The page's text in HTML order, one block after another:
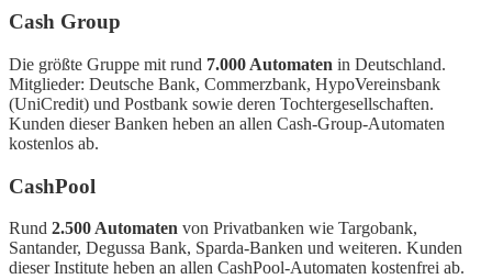
Cash Group
Die größte Gruppe mit rund 7.000 Automaten in Deutschland.
Mitglieder: Deutsche Bank, Commerzbank, HypoVereinsbank
(UniCredit) und Postbank sowie deren Tochtergesellschaften.
Kunden dieser Banken heben an allen Cash-Group-Automaten
kostenlos ab.
CashPool
Rund 2.500 Automaten von Privatbanken wie Targobank,
Santander, Degussa Bank, Sparda-Banken und weiteren. Kunden
dieser Institute heben an allen CashPool-Automaten kostenfrei ab.